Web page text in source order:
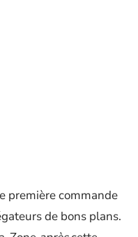
première commande
de bons plans.